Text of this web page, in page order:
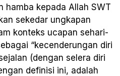
hamba kepada Allah SWT
sekedar ungkapan
konteks ucapan sehari-
“kecenderungan diri
(dengan selera diri
definisi ini, adalah